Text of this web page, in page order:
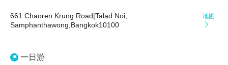
661 Chaoren Krung Road|Talad Noi,
Samphanthawong,Bangkok10100
地图

一日游